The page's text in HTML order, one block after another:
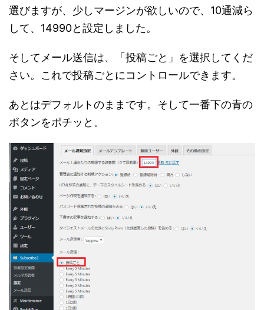
選びますが、少しマージンが欲しいので、10通減ら
して、14990と設定しました。
そしてメール送信は、「投稿ごと」を選択してくだ
さい。これで投稿ごとにコントロールできます。
あとはデフォルトのままです。そして一番下の青の
ボタンをポチッと。